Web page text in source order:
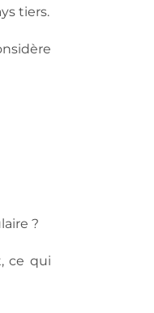
tiers.
?
ce qui